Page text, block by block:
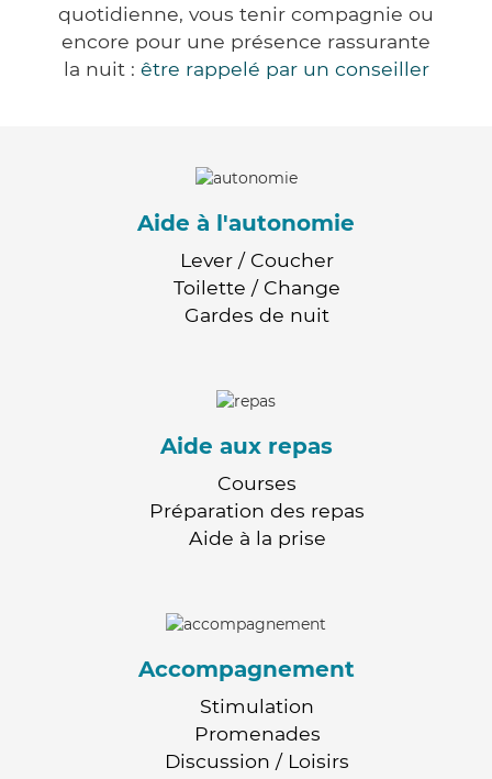
quotidienne, vous tenir compagnie ou
encore pour une présence rassurante
la nuit : être rappelé par un conseiller
Aide à l'autonomie
Lever / Coucher
Toilette / Change
Gardes de nuit
Aide aux repas
Courses
Préparation des repas
Aide à la prise
Accompagnement
Stimulation
Promenades
Discussion / Loisirs